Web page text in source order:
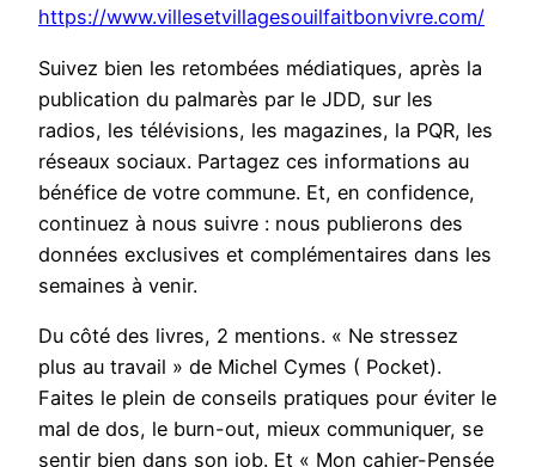
https://www.villesetvillagesouilfaitbonvivre.com/
Suivez bien les retombées médiatiques, après la
publication du palmarès par le JDD, sur les
radios, les télévisions, les magazines, la PQR, les
réseaux sociaux. Partagez ces informations au
bénéfice de votre commune. Et, en confidence,
continuez à nous suivre : nous publierons des
données exclusives et complémentaires dans les
semaines à venir.
Du côté des livres, 2 mentions. « Ne stressez
plus au travail » de Michel Cymes ( Pocket).
Faites le plein de conseils pratiques pour éviter le
mal de dos, le burn-out, mieux communiquer, se
sentir bien dans son job. Et « Mon cahier-Pensée